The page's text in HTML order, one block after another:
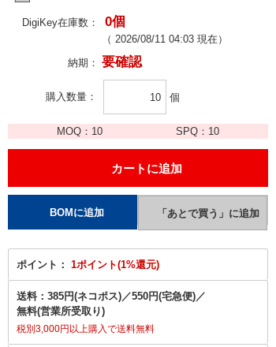
DigiKey在庫数： 0個
（ 2026/08/11 04:03 現在）
納期： 要確認
購入数量 個
MOQ： 10 SPQ： 10
ポイント： 1ポイント(1%還元)
送料： 385円(ネコポス)／550円(宅急便)／
無料(営業所受取り)
税別3,000円以上購入で送料無料